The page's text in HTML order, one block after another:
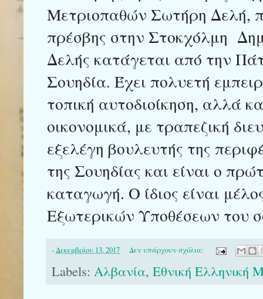
Μετριοπαθών Σωτήρη Δελή,
πρέσβης στην Στοκχόλμη
Δελής κατάγεται από την
Σουηδία. Έχει πολυετή
τοπική αυτοδιοίκηση, αλλά
οικονομικά, με τραπεζική
εξελέγη βουλευτής της
της Σουηδίας και είναι ο
καταγωγή. Ο ίδιος είναι
Εξωτερικών Υποθέσεων του
-Δεκεμβρίου 13, 2017 Δεν υπάρχουν σχόλια:
Labels: Αλβανία, Εθνική Ελληνική